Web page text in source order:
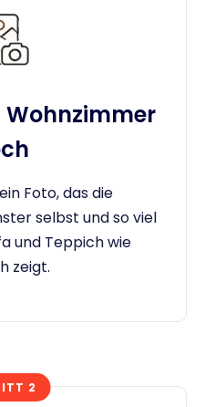
Wohnzimmer
Foto, das die
selbst und so viel
und Teppich wie
zeigt.
2